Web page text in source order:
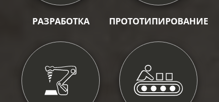
РАЗРАБОТКА ПРОТОТИПИРОВАНИЕ